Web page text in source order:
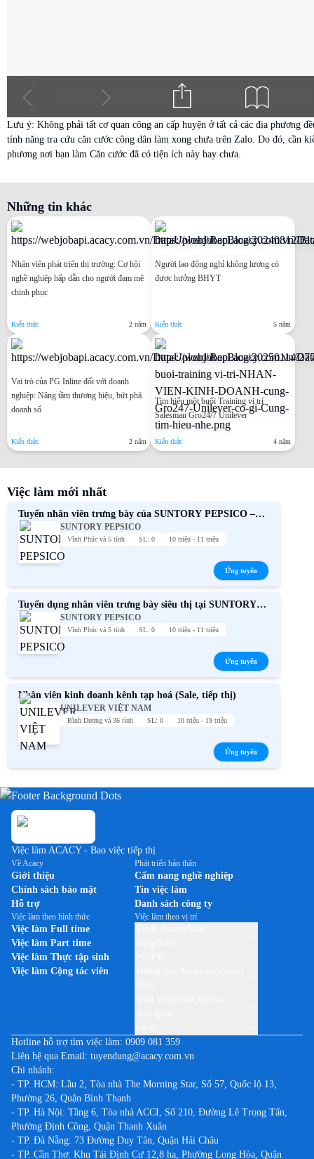
Lưu ý: Không phải tất cơ quan công an cấp huyện ở tất cả các địa phương
tính năng tra cứu căn cước công dân làm xong chưa trên Zalo. Do đó, cần
phương nơi bạn làm Căn cước đã có tiện ích này hay chưa.
Việc làm mới nhất
Tuyển nhân viên trưng bày của SUNTORY PEPSICO –
Phúc lợi hấp dẫnSUNTORY PEPSICO
Vĩnh Phúc và 5 tỉnh SL: 0 10 triệu - 11 triệu
Ứng tuyển
Tuyển dụng nhân viên trưng bày siêu thị tại SUNTORY
PEPSICO toàn quốc
SUNTORY PEPSICO
Vĩnh Phúc và 5 tỉnh SL: 0 10 triệu - 11 triệu
Ứng tuyển
Nhân viên kinh doanh kênh tạp hoá (Sale, tiếp thị)
UNILEVER VIỆT NAM
Bình Dương và 36 tỉnh SL: 0 10 triệu - 19 triệu
Ứng tuyển
Những tin khác
Nhân viên phát triển thị trường: Cơ hội
nghề nghiệp hấp dẫn cho người đam mê
chinh phục
Kiến thức 2 năm
Người lao động nghỉ không lương có
được hưởng BHYT
Kiến thức 5 năm
Vai trò của PG Inline đối với doanh
nghiệp: Nâng tầm thương hiệu, bứt phá
doanh số
Kiến thức 2 năm
Tìm hiểu một buổi Training vị trí
Salesman Gro24/7 Unilever
Kiến thức 4 năm
Việc làm ACACY - Bao việc tiếp thị
Về Acacy
Giới thiệu
Chính sách bảo mật
Hỗ trợ
Phát triển bản thân
Cẩm nang nghề nghiệp
Tin việc làm
Danh sách công ty
Việc làm theo hình thức
Việc làm Full time
Việc làm Part time
Việc làm Thực tập sinh
Việc làm Cộng tác viên
Việc làm theo vị trí
Hotline hỗ trợ tìm việc làm: 0909 081 359
Liên hệ qua Email: tuyendung@acacy.com.vn
Chi nhánh:
- TP. HCM: Lầu 2, Tòa nhà The Morning Star, Số 57, Quốc lộ 13,
Phường 26, Quận Bình Thạnh
- TP. Hà Nội: Tầng 6, Tòa nhà ACCI, Số 210, Đường Lê Trọng Tấn,
Phường Định Công, Quận Thanh Xuân
- TP. Đà Nẵng: 73 Đường Duy Tân, Quận Hải Châu
- TP. Cần Thơ: Khu Tái Định Cư 12,8 ha, Phường Long Hòa, Quận